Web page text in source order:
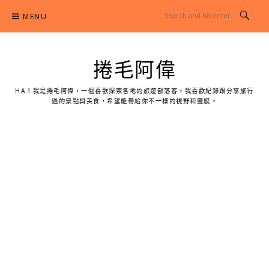
content
MENU
捲毛阿偉
HA！我是捲毛阿偉，一個喜歡探索各地的旅遊部落客。我喜歡紀錄跟分享旅行
過的景點與美食，希望能帶給你不一樣的視野和靈感。